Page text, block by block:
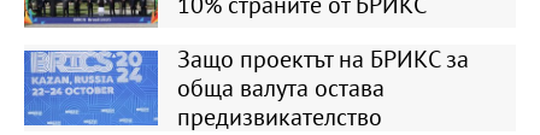
Защо проектът на БРИКС за
обща валута остава
предизвикателство